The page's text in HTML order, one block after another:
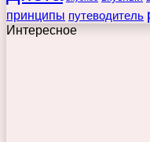
принципы путеводитель
Интересное